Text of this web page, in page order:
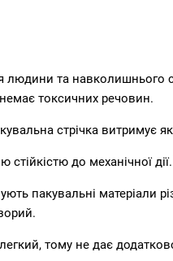
людини та навколишнього
немає токсичних речовин.
стрічка витримує
стійкістю до механічної
пакувальні матеріали
тому не дає